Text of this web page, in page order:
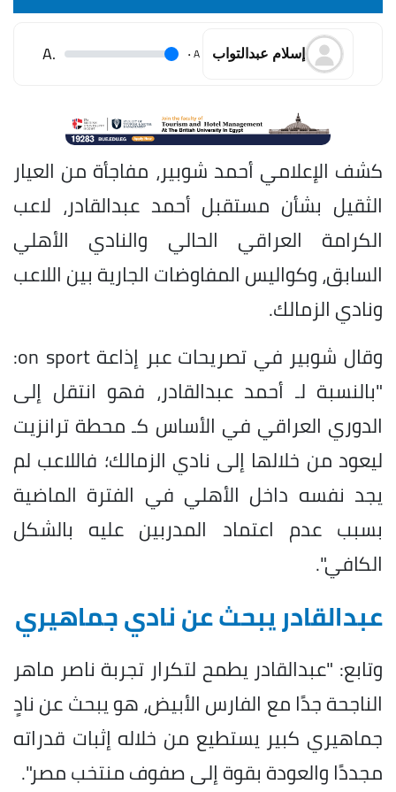
إسلام عبدالتواب A
.
.A
كشف الإعلامي أحمد شوبير، مفاجأة من العيار
الثقيل بشأن مستقبل أحمد عبدالقادر، لاعب
الكرامة العراقي الحالي والنادي الأهلي
السابق، وكواليس المفاوضات الجارية بين اللاعب
ونادي الزمالك.
وقال شوبير في تصريحات عبر إذاعة on sport:
"بالنسبة لـ أحمد عبدالقادر، فهو انتقل إلى
الدوري العراقي في الأساس كـ محطة ترانزيت
ليعود من خلالها إلى نادي الزمالك؛ فاللاعب لم
يجد نفسه داخل الأهلي في الفترة الماضية
بسبب عدم اعتماد المدربين عليه بالشكل
الكافي".
عبدالقادر يبحث عن نادي جماهيري
وتابع: "عبدالقادر يطمح لتكرار تجربة ناصر ماهر
الناجحة جدًا مع الفارس الأبيض، هو يبحث عن نادٍ
جماهيري كبير يستطيع من خلاله إثبات قدراته
مجددًا والعودة بقوة إلى صفوف منتخب مصر".